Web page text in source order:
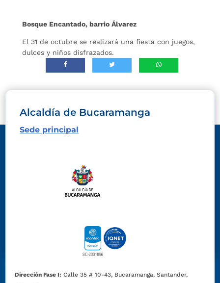
Bosque Encantado, barrio Álvarez
El 31 de octubre se realizará una fiesta con juegos,
dulces y niños disfrazados.
Alcaldía de Bucaramanga
Sede principal
Dirección Fase I: Calle 35 # 10-43, Bucaramanga, Santander,